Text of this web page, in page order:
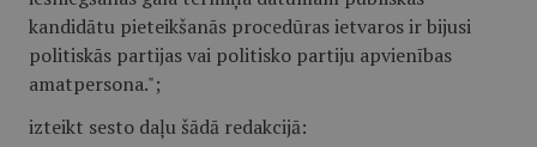
kandidātu pieteikšanās procedūras ietvaros ir bijusi
politiskās partijas vai politisko partiju apvienības
amatpersona.";
izteikt sesto daļu šādā redakcijā: